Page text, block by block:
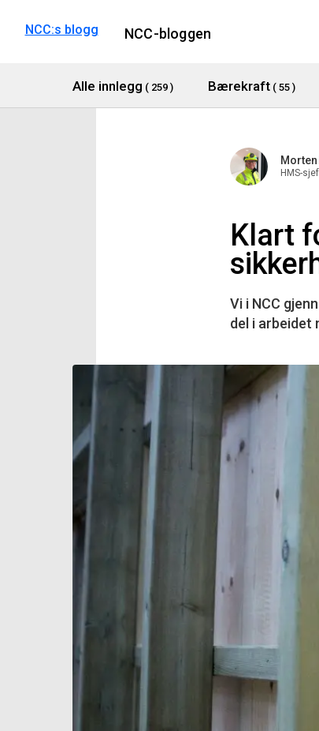
NCC:s blogg NCC-bloggen
Alle innlegg ( 259 ) Bærekraft ( 55 )
HMS-
Klart
Vi i NCC
del i arbeidet